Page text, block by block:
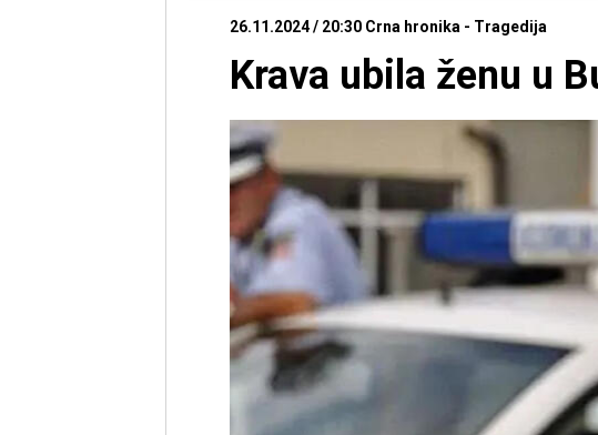
26.11.2024 / 20:30 Crna hronika - Tragedija
Krava ubila ženu u